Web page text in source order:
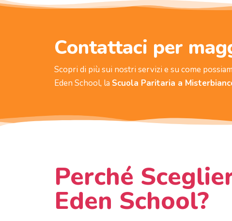
Contattaci per
Scopri di più sui nostri servizi e su come
Eden School, la Scuola Paritaria a
Perché
Eden School?